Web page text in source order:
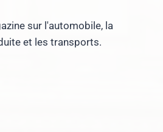
sur l'automobile, la
et les transports.